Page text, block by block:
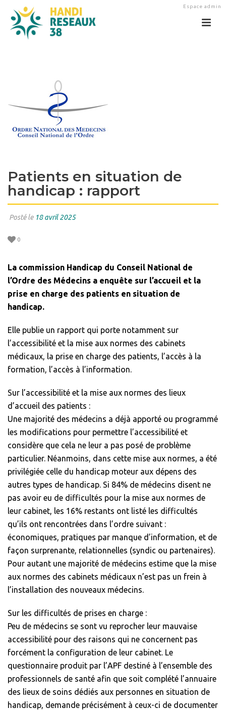
Espace admin
Patients en situation de
handicap : rapport
Posté le 18 avril 2025
0
La commission Handicap du Conseil National de
l’Ordre des Médecins a enquête sur l’accueil et la
prise en charge des patients en situation de
handicap.
Elle publie un rapport qui porte notamment sur
l’accessibilité et la mise aux normes des cabinets
médicaux, la prise en charge des patients, l’accès à la
formation, l’accès à l’information.
Sur l’accessibilité et la mise aux normes des lieux
d’accueil des patients :
Une majorité des médecins a déjà apporté ou programmé
les modifications pour permettre l’accessibilité et
considère que cela ne leur a pas posé de problème
particulier. Néanmoins, dans cette mise aux normes, a été
privilégiée celle du handicap moteur aux dépens des
autres types de handicap. Si 84% de médecins disent ne
pas avoir eu de difficultés pour la mise aux normes de
leur cabinet, les 16% restants ont listé les difficultés
qu’ils ont rencontrées dans l’ordre suivant :
économiques, pratiques par manque d’information, et de
façon surprenante, relationnelles (syndic ou partenaires).
Pour autant une majorité de médecins estime que la mise
aux normes des cabinets médicaux n’est pas un frein à
l’installation des nouveaux médecins.
Sur les difficultés de prises en charge :
Peu de médecins se sont vu reprocher leur mauvaise
accessibilité pour des raisons qui ne concernent pas
forcément la configuration de leur cabinet. Le
questionnaire produit par l’APF destiné à l’ensemble des
professionnels de santé afin que soit complété l’annuaire
des lieux de soins dédiés aux personnes en situation de
handicap, demande précisément à ceux-ci de documenter